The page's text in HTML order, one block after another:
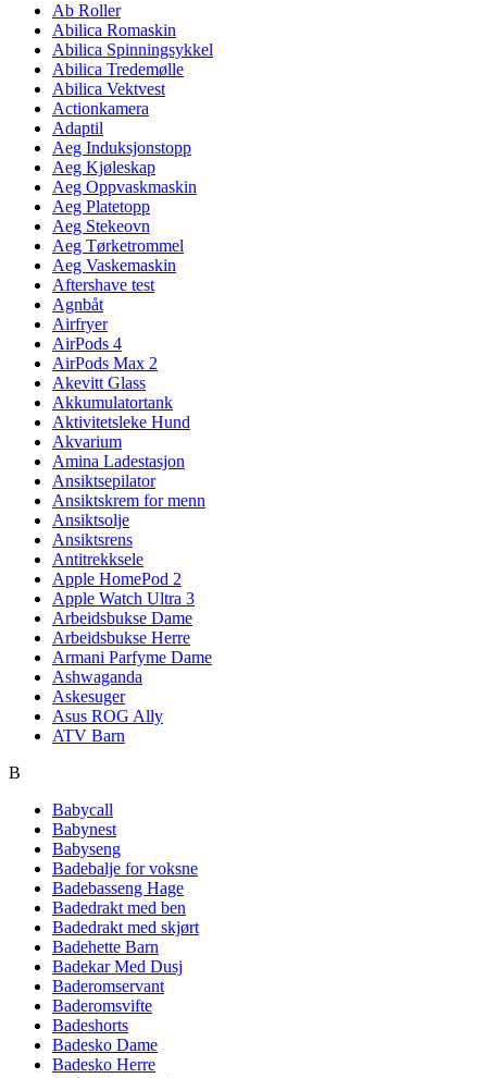
Ab Roller
Abilica Romaskin
Abilica Spinningsykkel
Abilica Tredemølle
Abilica Vektvest
Actionkamera
Adaptil
Aeg Induksjonstopp
Aeg Kjøleskap
Aeg Oppvaskmaskin
Aeg Platetopp
Aeg Stekeovn
Aeg Tørketrommel
Aeg Vaskemaskin
Aftershave test
Agnbåt
Airfryer
AirPods 4
AirPods Max 2
Akevitt Glass
Akkumulatortank
Aktivitetsleke Hund
Akvarium
Amina Ladestasjon
Ansiktsepilator
Ansiktskrem for menn
Ansiktsolje
Ansiktsrens
Antitrekksele
Apple HomePod 2
Apple Watch Ultra 3
Arbeidsbukse Dame
Arbeidsbukse Herre
Armani Parfyme Dame
Ashwaganda
Askesuger
Asus ROG Ally
ATV Barn
B
Babycall
Babynest
Babyseng
Badebalje for voksne
Badebasseng Hage
Badedrakt med ben
Badedrakt med skjørt
Badehette Barn
Badekar Med Dusj
Baderomservant
Baderomsvifte
Badeshorts
Badesko Dame
Badesko Herre